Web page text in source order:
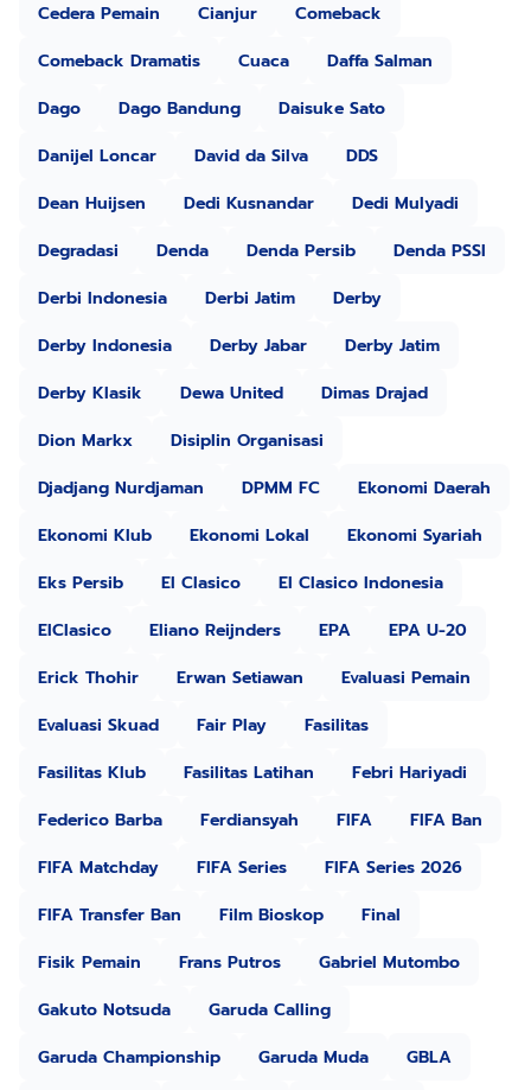
Cedera Pemain Cianjur
Comeback
Comeback Dramatis
Cuaca
Daffa Salman
Dago
Dago Bandung
Daisuke Sato
Danijel Loncar
David da Silva
DDS
Dean Huijsen
Dedi Kusnandar
Dedi Mulyadi
Degradasi
Denda Denda Persib
Denda PSSI
Derbi Indonesia
Derbi Jatim
Derby
Derby Indonesia
Derby Jabar
Derby Jatim
Derby Klasik
Dewa United
Dimas Drajad
Dion Markx
Disiplin Organisasi
Djadjang Nurdjaman
DPMM FC
Ekonomi Daerah
Ekonomi Klub
Ekonomi Lokal
Ekonomi Syariah
Eks Persib
El Clasico
El Clasico Indonesia
ElClasico
Eliano Reijnders EPA
EPA U-20
Erick Thohir
Erwan Setiawan
Evaluasi Pemain
Evaluasi Skuad
Fair Play
Fasilitas
Fasilitas Klub
Fasilitas Latihan
Febri Hariyadi
Federico Barba
Ferdiansyah FIFA
FIFA Ban
FIFA Matchday
FIFA Series
FIFA Series 2026
FIFA Transfer Ban
Film Bioskop
Final
Fisik Pemain
Frans Putros
Gabriel Mutombo
Gakuto Notsuda
Garuda Calling
Garuda Championship
Garuda Muda
GBLA